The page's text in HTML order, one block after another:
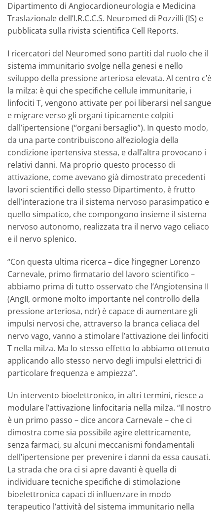
Dipartimento di Angiocardioneurologia e Medicina
Traslazionale dell’I.R.C.C.S. Neuromed di Pozzilli (IS) e
pubblicata sulla rivista scientifica Cell Reports.
I ricercatori del Neuromed sono partiti dal ruolo che il
sistema immunitario svolge nella genesi e nello
sviluppo della pressione arteriosa elevata. Al centro c’è
la milza: è qui che specifiche cellule immunitarie, i
linfociti T, vengono attivate per poi liberarsi nel sangue
e migrare verso gli organi tipicamente colpiti
dall’ipertensione (“organi bersaglio”). In questo modo,
da una parte contribuiscono all’eziologia della
condizione ipertensiva stessa, e dall’altra provocano i
relativi danni. Ma proprio questo processo di
attivazione, come avevano già dimostrato precedenti
lavori scientifici dello stesso Dipartimento, è frutto
dell’interazione tra il sistema nervoso parasimpatico e
quello simpatico, che compongono insieme il sistema
nervoso autonomo, realizzata tra il nervo vago celiaco
e il nervo splenico.
“Con questa ultima ricerca – dice l’ingegner Lorenzo
Carnevale, primo firmatario del lavoro scientifico –
abbiamo prima di tutto osservato che l’Angiotensina II
(AngII, ormone molto importante nel controllo della
pressione arteriosa, ndr) è capace di aumentare gli
impulsi nervosi che, attraverso la branca celiaca del
nervo vago, vanno a stimolare l’attivazione dei linfociti
T nella milza. Ma lo stesso effetto lo abbiamo ottenuto
applicando allo stesso nervo degli impulsi elettrici di
particolare frequenza e ampiezza”.
Un intervento bioelettronico, in altri termini, riesce a
modulare l’attivazione linfocitaria nella milza. “Il nostro
è un primo passo – dice ancora Carnevale – che ci
dimostra come sia possibile agire elettricamente,
senza farmaci, su alcuni meccanismi fondamentali
dell’ipertensione per prevenire i danni da essa causati.
La strada che ora ci si apre davanti è quella di
individuare tecniche specifiche di stimolazione
bioelettronica capaci di influenzare in modo
terapeutico l’attività del sistema immunitario nella